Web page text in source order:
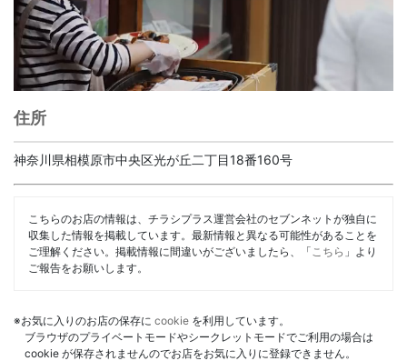
住所
神奈川県相模原市中央区光が丘二丁目18番160号
こちらのお店の情報は、チラシプラス運営会社のセブンネットが独自に
収集した情報を掲載しています。最新情報と異なる可能性があることを
ご理解ください。掲載情報に間違いがございましたら、「 こちら 」より
ご報告をお願いします。
※お気に入りのお店の保存に cookie を利用しています。
ブラウザのプライベートモードやシークレットモードでご利用の場合は
cookie が保存されませんのでお店をお気に入りに登録できません。